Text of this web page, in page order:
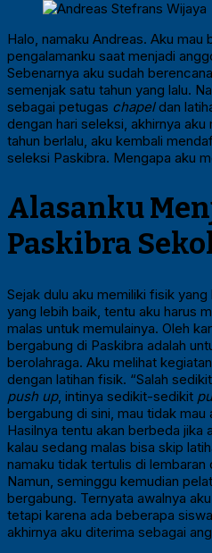
Halo, namaku Andreas. Aku mau
pengalamanku saat menjadi
Sebenarnya aku sudah
semenjak satu tahun yang lalu.
sebagai petugas chapeldan
dengan hari seleksi, akhirnya aku
tahun berlalu, aku kembali
seleksi Paskibra. Mengapa aku
Alasanku
Paskibra
Sejak dulu aku memiliki fisik
yang lebih baik, tentu aku harus
malas untuk memulainya. Oleh
bergabung di Paskibra adalah
berolahraga. Aku melihat
dengan latihan fisik. “Salah sedikit
push up, intinya sedikit-sedikit
bergabung di sini, mau tidak mau
Hasilnya tentu akan berbeda jika
kalau sedang malas bisa skip
namaku tidak tertulis di
Namun, seminggu kemudian
bergabung. Ternyata awalnya
tetapi karena ada beberapa
akhirnya aku diterima sebagai